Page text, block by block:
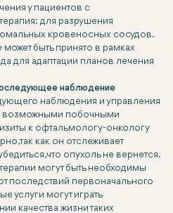
у пациентов с
для разрушения
кровеносных сосудов.
быть принято в рамках
для адаптации планов лечения
наблюдение
наблюдения и управления
побочными
к офтальмологу-онкологу
так как он отслеживает
что опухоль не вернется.
могут быть необходимы
последствий первоначального
услуги могут играть
качества жизни таких